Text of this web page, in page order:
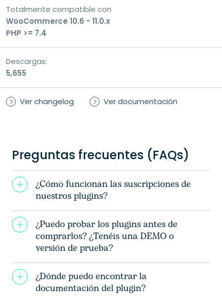
Consentimiento
Doy mi consentimiento para el tratamiento
de mis datos personales con el fin de
Totalmente compatible con
WooCommerce 10.6 - 11.0.x
PHP >= 7.4
Descargas:
5,655
Ver changelog Ver documentación
Preguntas frecuentes (FAQs)
¿Cómo funcionan las suscripciones de
nuestros plugins?
¿Puedo probar los plugins antes de
comprarlos? ¿Tenéis una DEMO o
versión de prueba?
¿Dónde puedo encontrar la
documentación del plugin?